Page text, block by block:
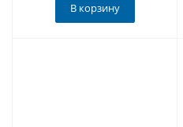
В корзину